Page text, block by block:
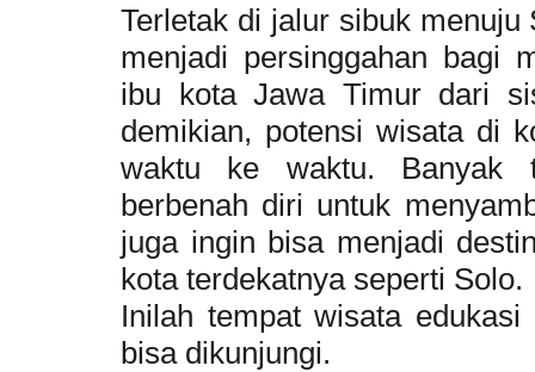
Terletak di jalur sibuk
menjadi persinggahan bagi
ibu kota Jawa Timur dari
demikian, potensi wisata di
waktu ke waktu. Banyak
berbenah diri untuk
juga ingin bisa menjadi
kota terdekatnya seperti Solo.
Inilah tempat wisata
bisa dikunjungi.